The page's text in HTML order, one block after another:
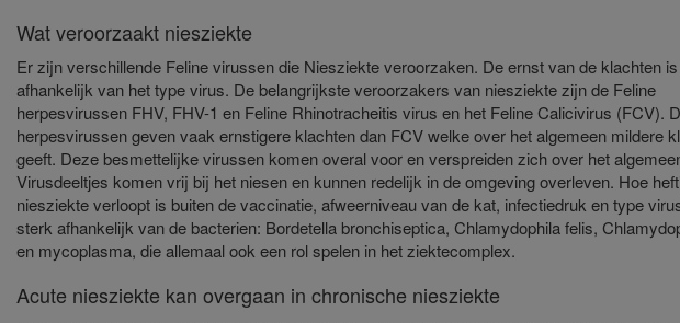
Wat veroorzaakt niesziekte
Er zijn verschillende Feline virussen die Niesziekte veroorzaken. De ernst van de klachten
afhankelijk van het type virus. De belangrijkste veroorzakers van niesziekte zijn de Feline
herpesvirussen FHV, FHV-1 en Feline Rhinotracheitis virus en het Feline Calicivirus (FCV).
herpesvirussen geven vaak ernstigere klachten dan FCV welke over het algemeen mildere
geeft. Deze besmettelijke virussen komen overal voor en verspreiden zich over het
Virusdeeltjes komen vrij bij het niesen en kunnen redelijk in de omgeving overleven. Hoe
niesziekte verloopt is buiten de vaccinatie, afweerniveau van de kat, infectiedruk en type
sterk afhankelijk van de bacterien: Bordetella bronchiseptica, Chlamydophila felis,
en mycoplasma, die allemaal ook een rol spelen in het ziektecomplex.
Acute niesziekte kan overgaan in chronische niesziekte